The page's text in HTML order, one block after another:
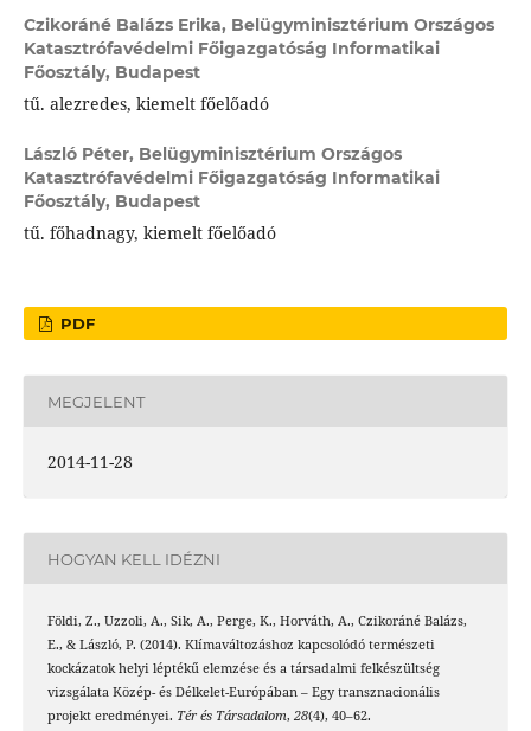
Czikoráné Balázs Erika, Belügyminisztérium Országos
Katasztrófavédelmi Főigazgatóság Informatikai
Főosztály, Budapest
tű. alezredes, kiemelt főelőadó
László Péter, Belügyminisztérium Országos
Katasztrófavédelmi Főigazgatóság Informatikai
Főosztály, Budapest
tű. főhadnagy, kiemelt főelőadó
PDF
MEGJELENT
2014-11-28
HOGYAN KELL IDÉZNI
Földi, Z., Uzzoli, A., Sik, A., Perge, K., Horváth, A., Czikoráné Balázs,
E., & László, P. (2014). Klímaváltozáshoz kapcsolódó természeti
kockázatok helyi léptékű elemzése és a társadalmi felkészültség
vizsgálata Közép- és Délkelet-Európában – Egy transznacionális
projekt eredményei. Tér és Társadalom, 28(4), 40–62.